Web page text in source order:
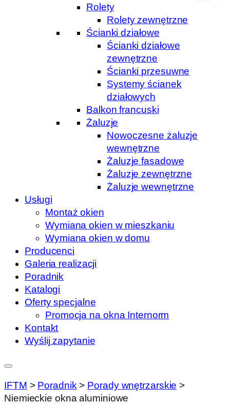
Rolety
Rolety zewnętrzne
Ścianki działowe
Ścianki działowe
zewnętrzne
Ścianki przesuwne
Systemy ścianek
działowych
Balkon francuski
Żaluzje
Nowoczesne żaluzje
wewnętrzne
Żaluzje fasadowe
Żaluzje zewnętrzne
Żaluzje wewnętrzne
Usługi
Montaż okien
Wymiana okien w mieszkaniu
Wymiana okien w domu
Producenci
Galeria realizacji
Poradnik
Katalogi
Oferty specjalne
Promocja na okna Internorm
Kontakt
Wyślij zapytanie
IFTM > Poradnik > Porady wnętrzarskie >
Niemieckie okna aluminiowe